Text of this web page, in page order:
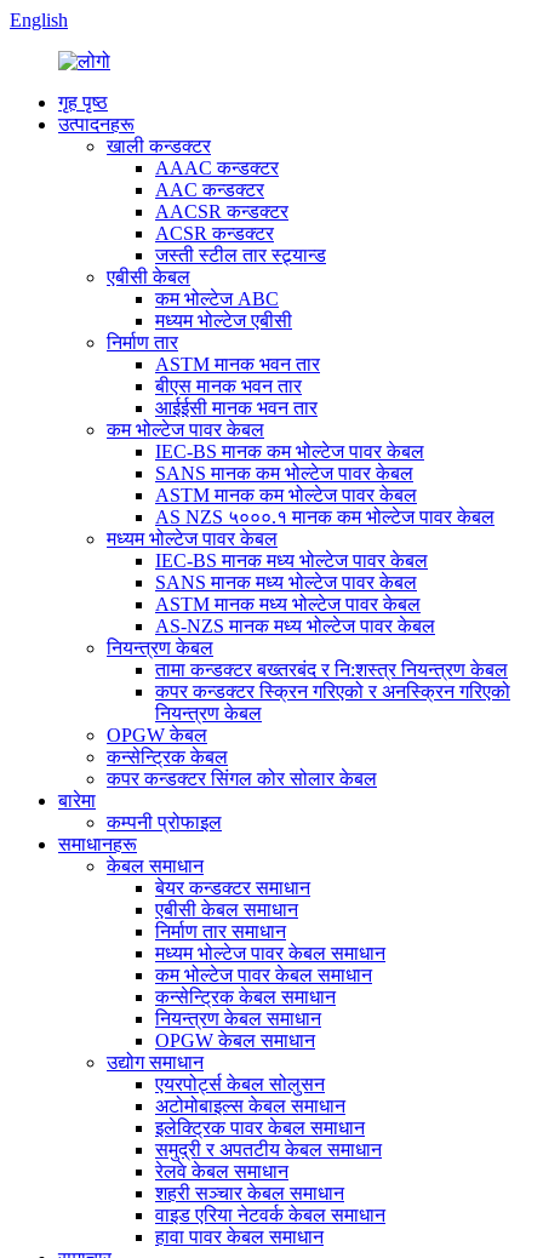
English
गृह पृष्ठ
उत्पादनहरू
खाली कन्डक्टर
AAAC कन्डक्टर
AAC कन्डक्टर
AACSR कन्डक्टर
ACSR कन्डक्टर
जस्ती स्टील तार स्ट्र्यान्ड
एबीसी केबल
कम भोल्टेज ABC
मध्यम भोल्टेज एबीसी
निर्माण तार
ASTM मानक भवन तार
बीएस मानक भवन तार
आईईसी मानक भवन तार
कम भोल्टेज पावर केबल
IEC-BS मानक कम भोल्टेज पावर केबल
SANS मानक कम भोल्टेज पावर केबल
ASTM मानक कम भोल्टेज पावर केबल
AS NZS ५०००.१ मानक कम भोल्टेज पावर केबल
मध्यम भोल्टेज पावर केबल
IEC-BS मानक मध्य भोल्टेज पावर केबल
SANS मानक मध्य भोल्टेज पावर केबल
ASTM मानक मध्य भोल्टेज पावर केबल
AS-NZS मानक मध्य भोल्टेज पावर केबल
नियन्त्रण केबल
तामा कन्डक्टर बख्तरबंद र नि:शस्त्र नियन्त्रण केबल
कपर कन्डक्टर स्क्रिन गरिएको र अनस्क्रिन गरिएको
नियन्त्रण केबल
OPGW केबल
कन्सेन्ट्रिक केबल
कपर कन्डक्टर सिंगल कोर सोलार केबल
बारेमा
कम्पनी प्रोफाइल
समाधानहरू
केबल समाधान
बेयर कन्डक्टर समाधान
एबीसी केबल समाधान
निर्माण तार समाधान
मध्यम भोल्टेज पावर केबल समाधान
कम भोल्टेज पावर केबल समाधान
कन्सेन्ट्रिक केबल समाधान
नियन्त्रण केबल समाधान
OPGW केबल समाधान
उद्योग समाधान
एयरपोर्ट्स केबल सोलुसन
अटोमोबाइल्स केबल समाधान
इलेक्ट्रिक पावर केबल समाधान
समुद्री र अपतटीय केबल समाधान
रेलवे केबल समाधान
शहरी सञ्चार केबल समाधान
वाइड एरिया नेटवर्क केबल समाधान
हावा पावर केबल समाधान